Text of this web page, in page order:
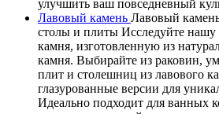
улучшить ваш повседневный
Лавовый камень Лавовый
столы и плиты Исследуйте нашу
камня, изготовленную из
камня. Выбирайте из раковин,
плит и столешниц из лавового
глазурованные версии для
Идеально подходит для ванных